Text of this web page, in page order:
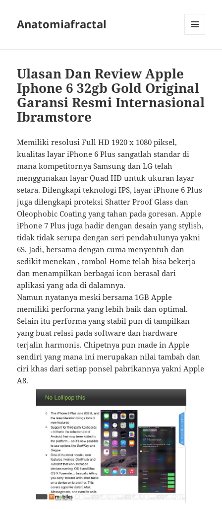
Anatomiafractal
Ulasan Dan Review Apple
Iphone 6 32gb Gold Original
Garansi Resmi Internasional
Ibramstore
Memiliki resolusi Full HD 1920 x 1080 piksel,
kualitas layar iPhone 6 Plus sangatlah standar di
mana kompetitornya Samsung dan LG telah
menggunakan layar Quad HD untuk ukuran layar
setara. Dilengkapi teknologi IPS, layar iPhone 6 Plus
juga dilengkapi proteksi Shatter Proof Glass dan
Oleophobic Coating yang tahan pada goresan. Apple
iPhone 7 Plus juga hadir dengan desain yang stylish,
tidak tidak serupa dengan seri pendahulunya yakni
6S. Jadi, bersama dengan cuma menyentuh dan
sedikit menekan , tombol Home telah bisa bekerja
dan menampilkan berbagai icon berasal dari
aplikasi yang ada di dalamnya.
Namun nyatanya meski bersama 1GB Apple
memiliki performa yang lebih baik dan optimal.
Selain itu performa yang stabil pun di tampilkan
yang buat relasi pada software dan hardware
terjalin harmonis. Chipetnya pun made in Apple
sendiri yang mana ini merupakan nilai tambah dan
ciri khas dari setiap ponsel pabrikannya yakni Apple
A8.